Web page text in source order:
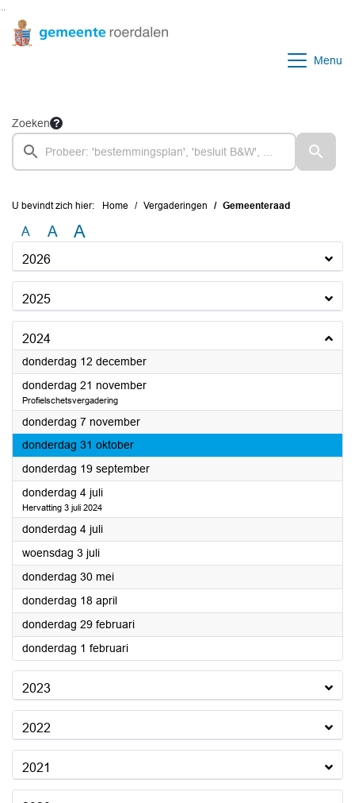
Ga naar de inhoud van deze pagina
Ga naar het zoeken
Ga naar het menu
Menu
Zoeken
U bevindt zich hier: Home Vergaderingen Gemeenteraad
A A A
2026
2025
2024
donderdag 12 december2024
donderdag 21 november2024
Profielschetsvergadering
donderdag 7 november2024
donderdag 31 oktober2024
donderdag 19 september2024
donderdag 4 juli2024
Hervatting 3 juli 2024
donderdag 4 juli2024
woensdag 3 juli2024
donderdag 30 mei2024
donderdag 18 april2024
donderdag 29 februari2024
donderdag 1 februari2024
2023
2022
2021